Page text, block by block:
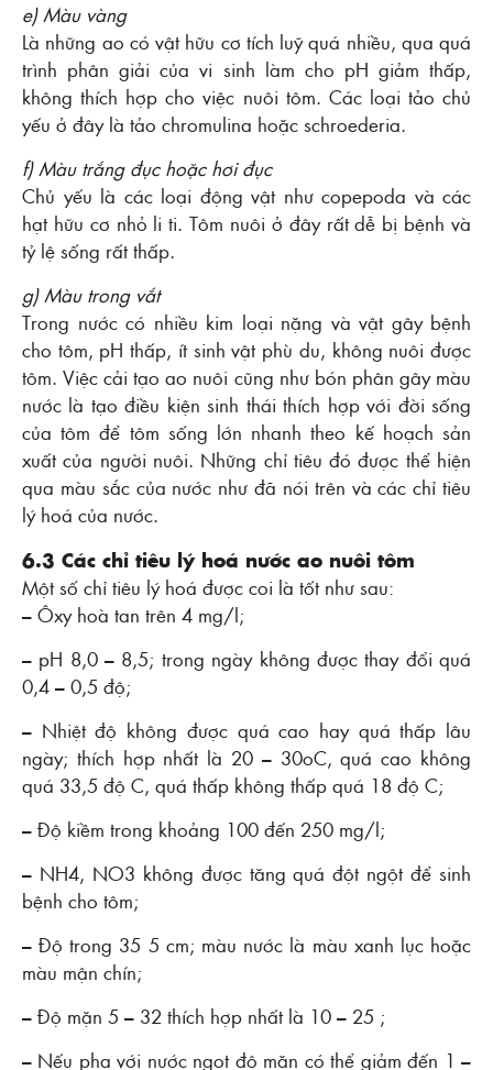
e) Màu vàng
Là những ao có vật hữu cơ tích luỹ quá nhiều, qua quá
trình phân giải của vi sinh làm cho pH giảm thấp,
không thích hợp cho việc nuôi tôm. Các loại tảo chủ
yếu ở đây là tảo chromulina hoặc schroederia.
f) Màu trắng đục hoặc hơi đục
Chủ yếu là các loại động vật như copepoda và các
hạt hữu cơ nhỏ li ti. Tôm nuôi ở đây rất dễ bị bệnh và
tỷ lệ sống rất thấp.
g) Màu trong vắt
Trong nước có nhiều kim loại nặng và vật gây bệnh
cho tôm, pH thấp, ít sinh vật phù du, không nuôi được
tôm. Việc cải tạo ao nuôi cũng như bón phân gây màu
nước là tạo điều kiện sinh thái thích hợp với đời sống
của tôm để tôm sống lớn nhanh theo kế hoạch sản
xuất của người nuôi. Những chỉ tiêu đó được thể hiện
qua màu sắc của nước như đã nói trên và các chỉ tiêu
lý hoá của nước.
6.3 Các chỉ tiêu lý hoá nước ao nuôi tôm
Một số chỉ tiêu lý hoá được coi là tốt như sau:
– Ôxy hoà tan trên 4 mg/l;
– pH 8,0 – 8,5; trong ngày không được thay đổi quá
0,4 – 0,5 độ;
– Nhiệt độ không được quá cao hay quá thấp lâu
ngày; thích hợp nhất là 20 – 30oC, quá cao không
quá 33,5 độ C, quá thấp không thấp quá 18 độ C;
– Ðộ kiềm trong khoảng 100 đến 250 mg/l;
– NH4, NO3 không được tăng quá đột ngột để sinh
bệnh cho tôm;
– Ðộ trong 35 5 cm; màu nước là màu xanh lục hoặc
màu mận chín;
– Ðộ mặn 5 – 32 thích hợp nhất là 10 – 25 ;
– Nếu pha với nước ngọt độ mặn có thể giảm đến 1 –